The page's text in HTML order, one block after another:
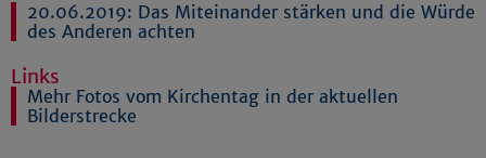
20.06.2019: Das Miteinander stärken und die Würde
des Anderen achten
Links
Mehr Fotos vom Kirchentag in der aktuellen
Bilderstrecke